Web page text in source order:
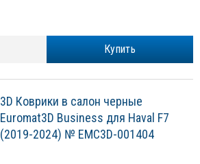
Купить
3D Коврики в салон черные
Euromat3D Business для Haval F7
(2019-2024) № EMC3D-001404